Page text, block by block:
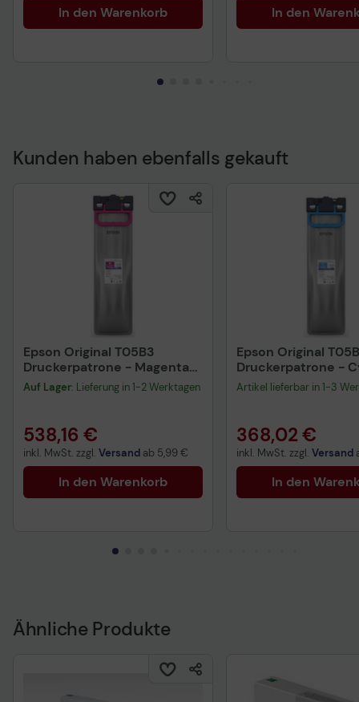
In den Warenkorb In den
Kunden haben ebenfalls gekauft
Epson Original T05B3
Druckerpatrone - Magenta
C13T05B34N
Auf Lager: Lieferung in 1-2 Werktagen
538,16 €
inkl. MwSt. zzgl. Versand ab 5,99 €
In den Warenkorb
Epson Original
Druckerpatrone -
C13T05B24N
Artikel lieferbar in 1-3
368,02 €
inkl. MwSt. zzgl. Versand
In den
Ähnliche Produkte